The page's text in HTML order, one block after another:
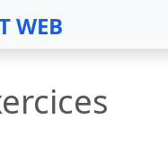
WEB